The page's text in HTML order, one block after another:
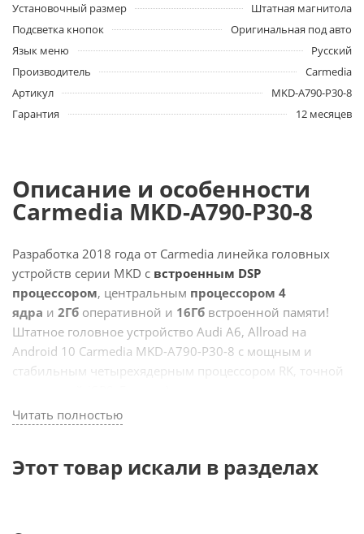
Установочный размер
Штатная магнитола
Подсветка кнопок
Оригинальная под авто
Язык меню
Русский
Производитель
Carmedia
Артикул
MKD-A790-P30-8
Гарантия
12 месяцев
Описание и особенности
Carmedia MKD-A790-P30-8
Разработка 2018 года от Carmedia линейка головных
устройств серии MKD с встроенным DSP
процессором, центральным процессором 4
ядра и 2Гб оперативной и 16Гб встроенной памяти!
Штатное головное устройство Audi A6, Allroad на
Android 10 Carmedia MKD-A790-P30-8 с мощным и
стабильным четырехядерным процессором RK, точной
сенсорным IPSэкраном и громкой связью идеально
подходит для замены магнитолы на вашем авто!
Carmedia серии MKD позволит вам наслаждаться
качественной музыкой, видео и другими функциями
Читать полностью
Этот товар искали в разделах